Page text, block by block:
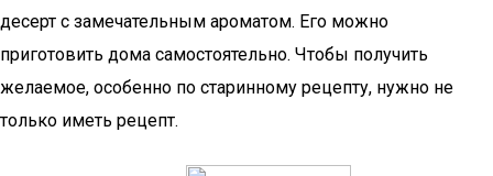
десерт с замечательным ароматом. Его можно
приготовить дома самостоятельно. Чтобы получить
желаемое, особенно по старинному рецепту, нужно не
только иметь рецепт.